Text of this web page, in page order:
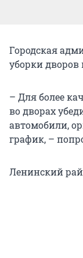
Городская
уборки
– Для более
во дворах
автомобили,
график, –
Ленинский